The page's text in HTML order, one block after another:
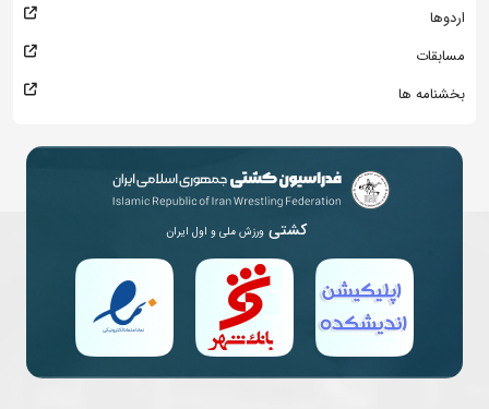
اردوها
مسابقات
بخشنامه ها
کشتی ورزش ملی و اول ایران